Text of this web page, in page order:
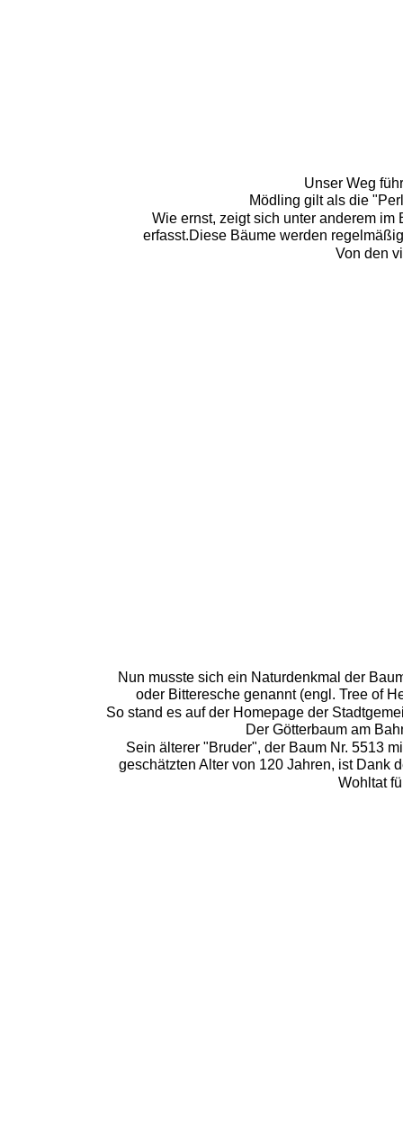
Unser Weg
Mödling gilt als die
Wie ernst, zeigt sich unter anderem
erfasst.Diese Bäume werden
Von den
Nun musste sich ein Naturdenkmal der
oder Bitteresche genannt (engl. Tree of
So stand es auf der Homepage der
Der Götterbaum am
Sein älterer "Bruder", der Baum Nr. 5513
geschätzten Alter von 120 Jahren, ist Dank
Wohltat